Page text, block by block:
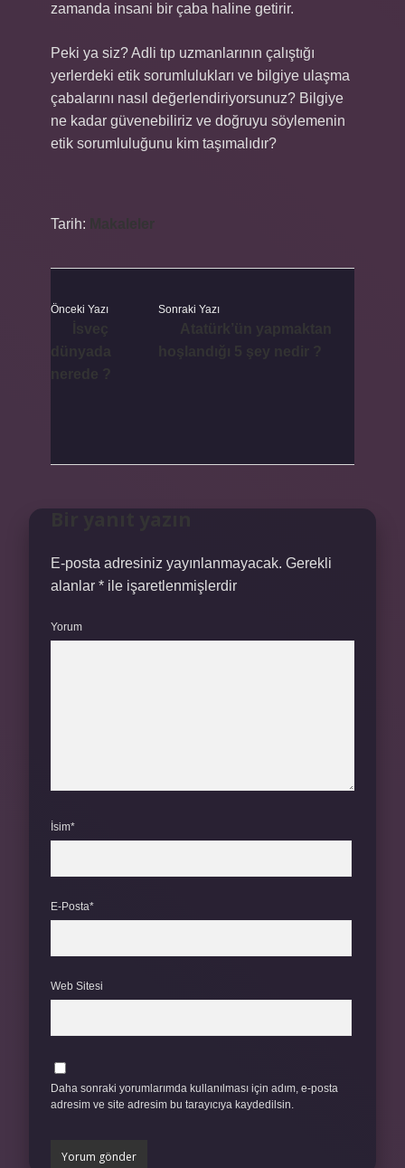
zamanda insani bir çaba haline getirir.
Peki ya siz? Adli tıp uzmanlarının çalıştığı
yerlerdeki etik sorumlulukları ve bilgiye ulaşma
çabalarını nasıl değerlendiriyorsunuz? Bilgiye
ne kadar güvenebiliriz ve doğruyu söylemenin
etik sorumluluğunu kim taşımalıdır?
Tarih:
Önceki Yazı Sonraki Yazı
E-posta adresiniz yayınlanmayacak. Gerekli
alanlar * ile işaretlenmişlerdir
Yorum
İsim*
E-Posta*
Web Sitesi
Daha sonraki yorumlarımda kullanılması için adım, e-posta
adresim ve site adresim bu tarayıcıya kaydedilsin.